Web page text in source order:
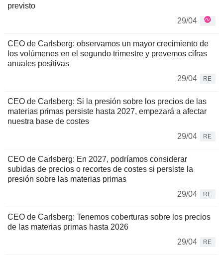
previsto
29/04
CEO de Carlsberg: observamos un mayor crecimiento de
los volúmenes en el segundo trimestre y prevemos cifras
anuales positivas
29/04
RE
CEO de Carlsberg: Si la presión sobre los precios de las
materias primas persiste hasta 2027, empezará a afectar
nuestra base de costes
29/04
RE
CEO de Carlsberg: En 2027, podríamos considerar
subidas de precios o recortes de costes si persiste la
presión sobre las materias primas
29/04
RE
CEO de Carlsberg: Tenemos coberturas sobre los precios
de las materias primas hasta 2026
29/04
RE